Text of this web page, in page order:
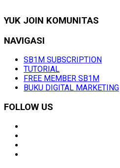
YUK JOIN KOMUNITAS
NAVIGASI
SB1M SUBSCRIPTION
TUTORIAL
FREE MEMBER SB1M
BUKU DIGITAL MARKETING
FOLLOW US